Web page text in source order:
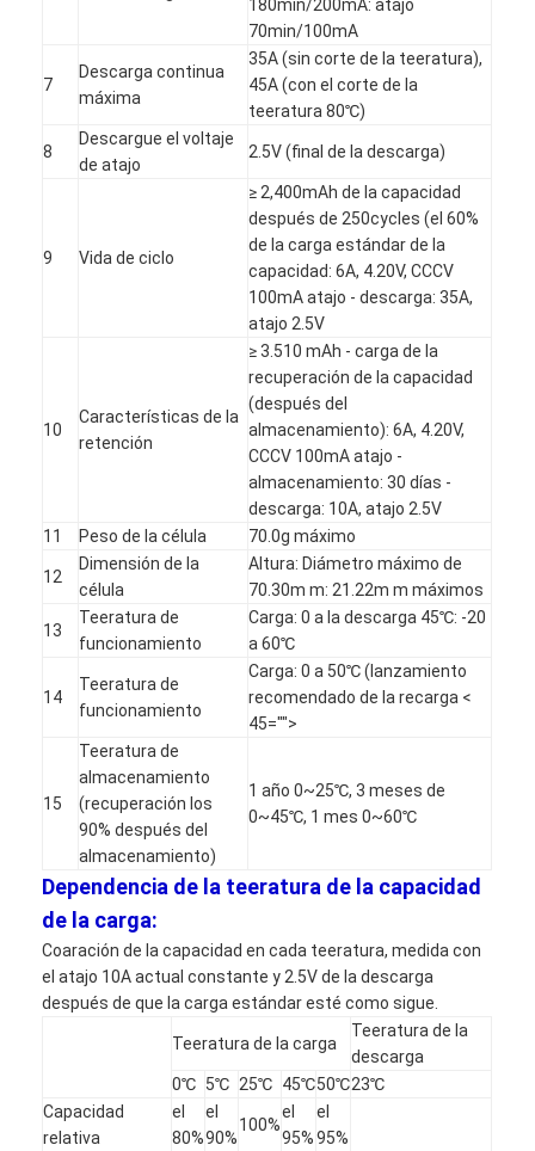
Productos
Sobre nosotros
Viaje de la fábrica
Control de calidad
Éntrenos en contacto con
Noticias
Chatea Ahora
batería del litio lifepo4
baterías recargables de la ión de litio
baterías de almacenamiento de energía
180min/200mA: atajo
70min/100mA
7
Descarga continua
máxima
35A (sin corte de la teeratura),
45A (con el corte de la
teeratura 80℃)
8
Descargue el voltaje
de atajo
2.5V (final de la descarga)
9 Vida de ciclo
≥ 2,400mAh de la capacidad
después de 250cycles (el 60%
de la carga estándar de la
capacidad: 6A, 4.20V, CCCV
100mA atajo - descarga: 35A,
atajo 2.5V
10
Características de la
retención
≥ 3.510 mAh - carga de la
recuperación de la capacidad
(después del
almacenamiento): 6A, 4.20V,
CCCV 100mA atajo -
almacenamiento: 30 días -
descarga: 10A, atajo 2.5V
11
Peso de la célula 70.0g máximo
12
Dimensión de la
célula
Altura: Diámetro máximo de
70.30m m: 21.22m m máximos
13
Teeratura de
funcionamiento
Carga: 0 a la descarga 45℃: -20
a 60℃
14
Teeratura de
funcionamiento
Carga: 0 a 50℃ (lanzamiento
recomendado de la recarga <
45="">
15
Teeratura de
almacenamiento
(recuperación los
90% después del
almacenamiento)
1 año 0~25℃, 3 meses de
0~45℃, 1 mes 0~60℃
Dependencia de la teeratura de la capacidad
de la carga:
Coaración de la capacidad en cada teeratura, medida con
el atajo 10A actual constante y 2.5V de la descarga
después de que la carga estándar esté como sigue.
Teeratura de la carga
Teeratura de la
descarga
0℃ 5℃ 25℃ 45℃50℃23℃
Capacidad
relativa
el
80%
el
90%
100%
el
95%
el
95%